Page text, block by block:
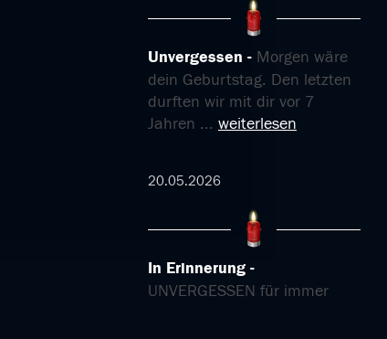
Unvergessen
Morgen wäre
dein Geburtstag. Den letzten
durften wir mit dir vor 7
Jahren ... weiterlesen
20.05.2026
In Erinnerung
UNVERGESSEN für immer